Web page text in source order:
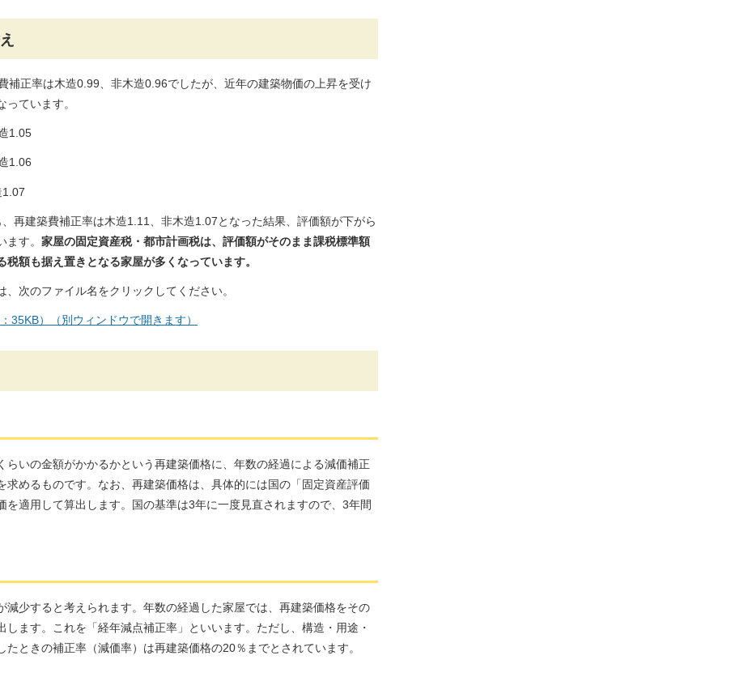
補正率は木造0.99、非木造0.96でしたが、近年の建築物価の上昇を受け
ています。
1.05
1.06
再建築費補正率は木造1.11、非木造1.07となった結果、評価額が下がら
す。 家屋の固定資産税・都市計画税は、評価額がそのまま課税標準額
額も据え置きとなる家屋が多くなっています。
次のファイル名をクリックしてください。
35KB）（別ウィンドウで開きます）
らいの金額がかかるかという再建築価格に、年数の経過による減価補正
求めるものです。なお、再建築価格は、具体的には国の「固定資産評価
を適用して算出します。国の基準は3年に一度見直されますので、3年間
減少すると考えられます。年数の経過した家屋では、再建築価格をその
します。これを「経年減点補正率」といいます。ただし、構造・用途・
ときの補正率（減価率）は再建築価格の20％までとされています。